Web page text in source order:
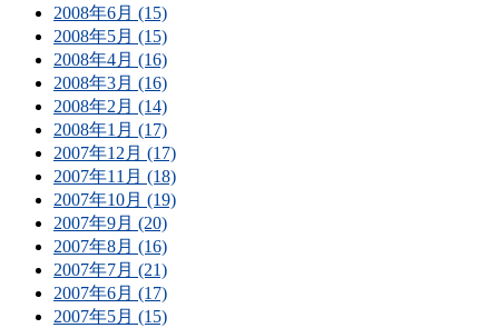
2008年6月 (15)
2008年5月 (15)
2008年4月 (16)
2008年3月 (16)
2008年2月 (14)
2008年1月 (17)
2007年12月 (17)
2007年11月 (18)
2007年10月 (19)
2007年9月 (20)
2007年8月 (16)
2007年7月 (21)
2007年6月 (17)
2007年5月 (15)